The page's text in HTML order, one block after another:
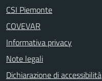
CSI Piemonte
COVEVAR
Informativa privacy
Note legali
Dichiarazione di accessibilità